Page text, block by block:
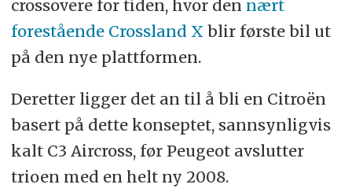
crossovere for tiden, hvor den nært
forestående Crossland X blir første bil ut
på den nye plattformen.
Deretter ligger det an til å bli en Citroën
basert på dette konseptet, sannsynligvis
kalt C3 Aircross, før Peugeot avslutter
trioen med en helt ny 2008.